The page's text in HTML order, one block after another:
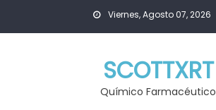
Viernes, Agosto 07, 2026
SCOTTXRT
Químico Farmacéutico